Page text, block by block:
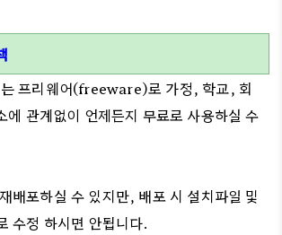
프리웨어(freeware)로 가정, 학교, 회
에 관계없이 언제든지 무료로 사용하실 수
배포하실 수 있지만, 배포 시 설치파일 및
수정 하시면 안됩니다.